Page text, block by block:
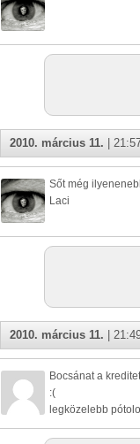
2010. március 11. |
Sőt még
Laci
2010. március 11. |
Bocsánat a
:(
legközelebb